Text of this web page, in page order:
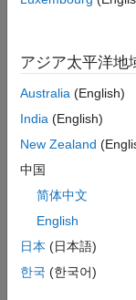
Prompt
Value—
文字ベク
Evaluate
Tunable
ーターを
(既定
アジア太平洋地
Australia (English)
India (English)
New Zealand
中国
简体中文
English
日本 (日本語)
한국 (한국어)